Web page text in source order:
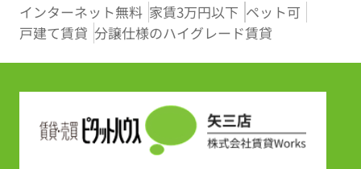
インターネット無料 家賃3万円以下 ペット可
戸建て賃貸 分譲仕様のハイグレード賃貸